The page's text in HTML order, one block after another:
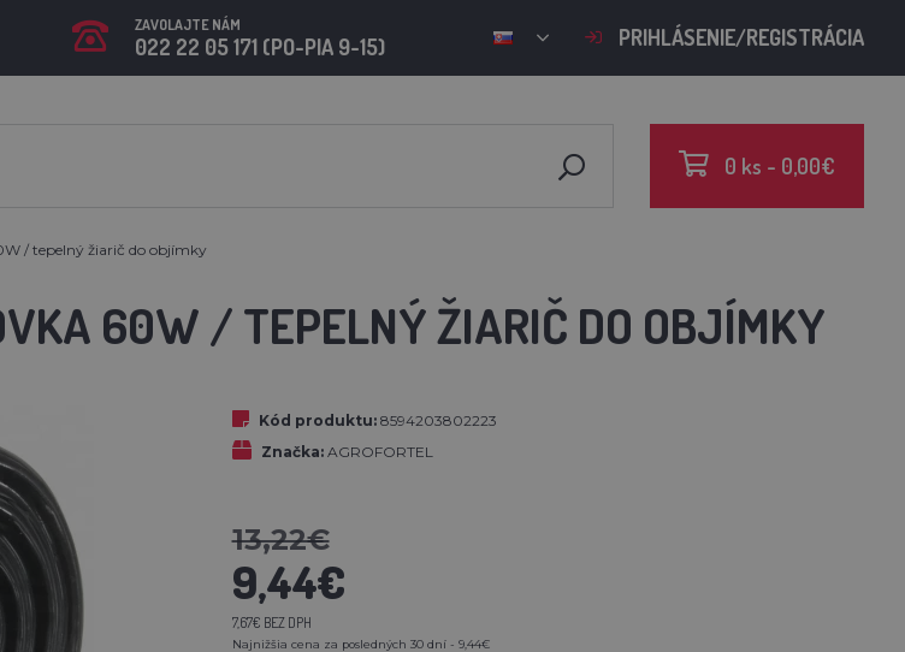
ZAVOLAJTE NÁM
022 22 05 171 (PO-PIA 9-15) PRIHLÁSENIE/REGISTRÁCIA
0 ks - 0,00€
/ tepelný žiarič do objímky
60W / TEPELNÝ ŽIARIČ DO OBJÍMKY
Kód produktu: 8594203802223
Značka: AGROFORTEL
13,22€
9,44€
7,67€ BEZ DPH
Najnižšia cena za posledných 30 dní - 9,44€